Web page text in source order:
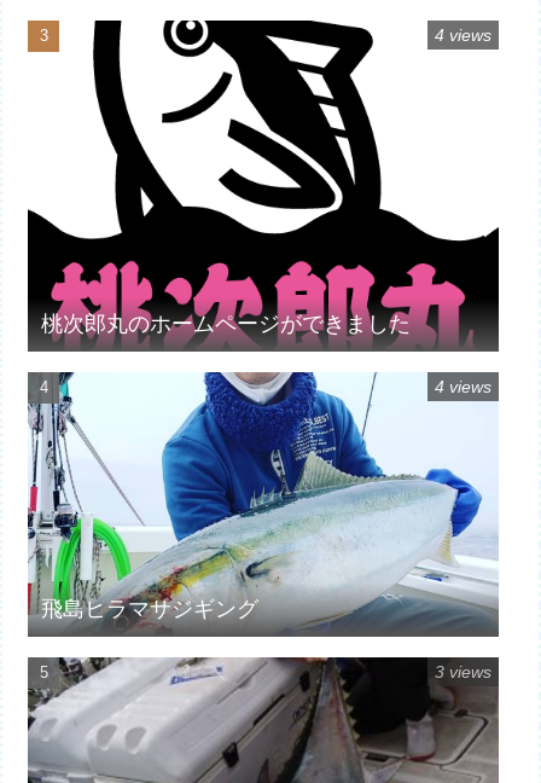
桃次郎丸のホームページができました
4 views
飛島ヒラマサジギング
4 views
3 views